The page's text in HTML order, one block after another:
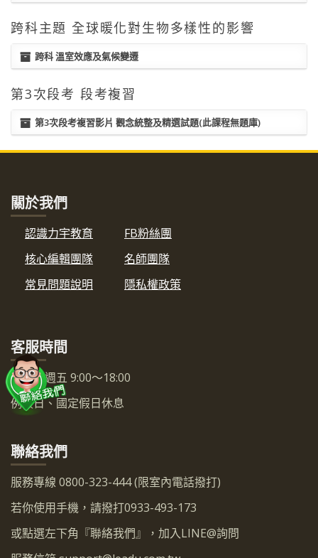
跨科主題 全球暖化對生物多樣性的影響
跨科 溫室效應及氣候變遷
第3次段考 段考複習
第3次段考複習影片 觀念統整及精選試題(此課程無題庫)
關於我們
認識力宇教育
核心編輯團隊
常見問題說明
FB粉絲團
名師團隊
隱私權政策
客服時間
週一～週五 9:00～18:00
例假日、國定假日休息
聯絡我們
服務專線 0800-323-444 (限室內電話撥打)
若你使用手機，請撥打0933-493-173
或點選左下角『聯絡我們』，加入LINE@詢問